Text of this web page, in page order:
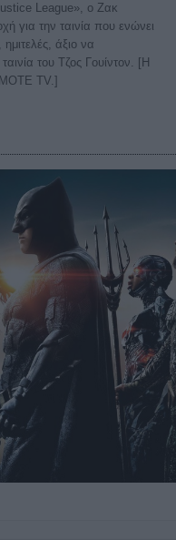
League», ο Ζακ
για την ταινία που ενώνει
άξιο να
του Τζος Γουίντον. [Η
TV.]